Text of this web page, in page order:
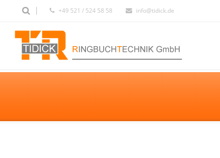
+49 521 / 524 58 58 info@tidick.de